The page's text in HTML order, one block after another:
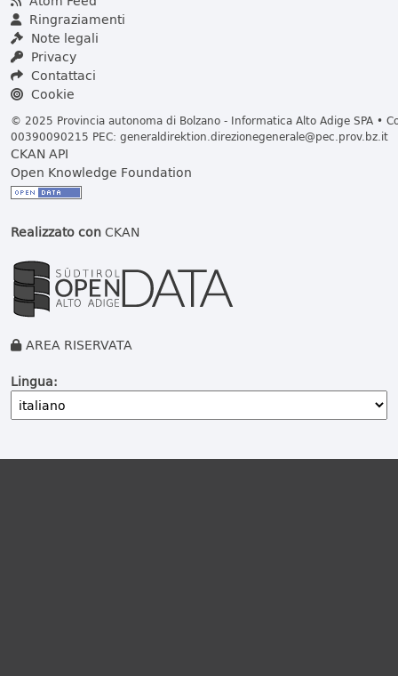
Ringraziamenti
Note legali
Privacy
Contattaci
Cookie
© 2025 Provincia autonoma di Bolzano - Informatica Alto Adige SPA •
00390090215 PEC: generaldirektion.direzionegenerale@pec.prov.bz.it
CKAN API
Open Knowledge Foundation
Realizzato conCKAN
AREA RISERVATA
Lingua